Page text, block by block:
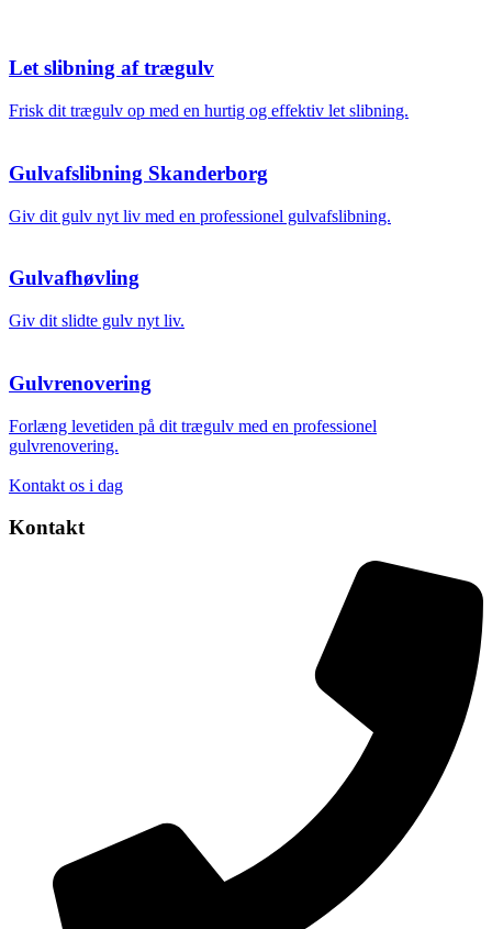
Let slibning af trægulv
Frisk dit trægulv op med en hurtig og effektiv let slibning.
Gulvafslibning Skanderborg
Giv dit gulv nyt liv med en professionel gulvafslibning.
Gulvafhøvling
Giv dit slidte gulv nyt liv.
Gulvrenovering
Forlæng levetiden på dit trægulv med en professionel
gulvrenovering.
Kontakt os i dag
Kontakt